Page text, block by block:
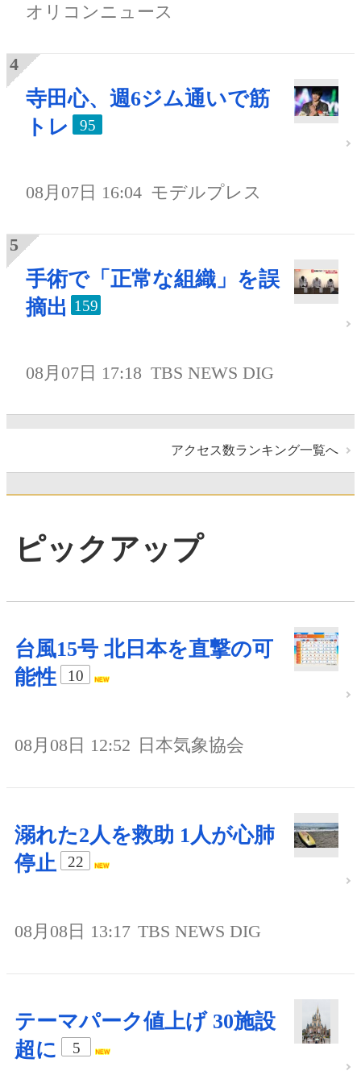
オリコンニュース
寺田心、週6ジム通いで筋
トレ
95
08月07日 16:04 モデルプレス
手術で「正常な組織」を誤
摘出 159
08月07日 17:18 TBS NEWS DIG
アクセス数ランキング一覧へ
ピックアップ
台風15号 北日本を直撃の可
能性
10
08月08日 12:52 日本気象協会
溺れた2人を救助 1人が心肺
停止
22
08月08日 13:17 TBS NEWS DIG
テーマパーク値上げ 30施設
超に
5